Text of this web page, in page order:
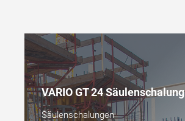
VARIO GT 24 Säulenschalung
Säulenschalungen